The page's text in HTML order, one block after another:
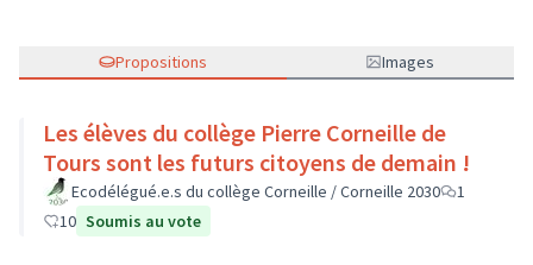
Propositions Images
Les élèves du collège Pierre Corneille de
Tours sont les futurs citoyens de demain !
Ecodélégué.e.s du collège Corneille / Corneille 2030
1
10 Soumis au vote